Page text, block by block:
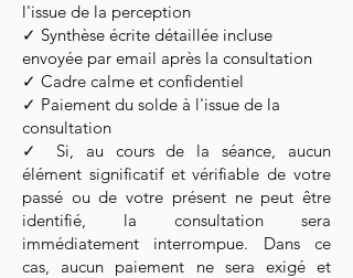
l'issue de la perception
✓ Synthèse écrite détaillée incluse
envoyée par email après la consultation
✓ Cadre calme et confidentiel
✓ Paiement du solde à l'issue de la
consultation
✓ Si, au cours de la séance, aucun
élément significatif et vérifiable de votre
passé ou de votre présent ne peut être
identifié, la consultation sera
immédiatement interrompue. Dans ce
cas, aucun paiement ne sera exigé et